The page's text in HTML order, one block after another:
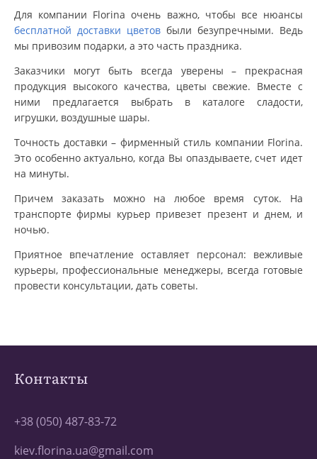
Для компании Florina очень важно, чтобы все нюансы
бесплатной доставки цветов были безупречными. Ведь
мы привозим подарки, а это часть праздника.
Заказчики могут быть всегда уверены – прекрасная
продукция высокого качества, цветы свежие. Вместе с
ними предлагается выбрать в каталоге сладости,
игрушки, воздушные шары.
Точность доставки – фирменный стиль компании Florina.
Это особенно актуально, когда Вы опаздываете, счет идет
на минуты.
Причем заказать можно на любое время суток. На
транспорте фирмы курьер привезет презент и днем, и
ночью.
Приятное впечатление оставляет персонал: вежливые
курьеры, профессиональные менеджеры, всегда готовые
провести консультации, дать советы.
Контакты
+38 (050) 487-83-72
kiev.florina.ua@gmail.com